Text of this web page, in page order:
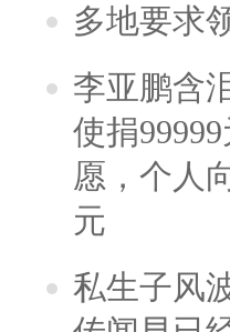
多地要求
李亚鹏含
使捐
愿，个人
元
私生子风